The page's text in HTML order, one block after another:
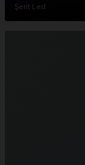
Şerit Led